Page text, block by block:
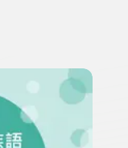
或關鍵字